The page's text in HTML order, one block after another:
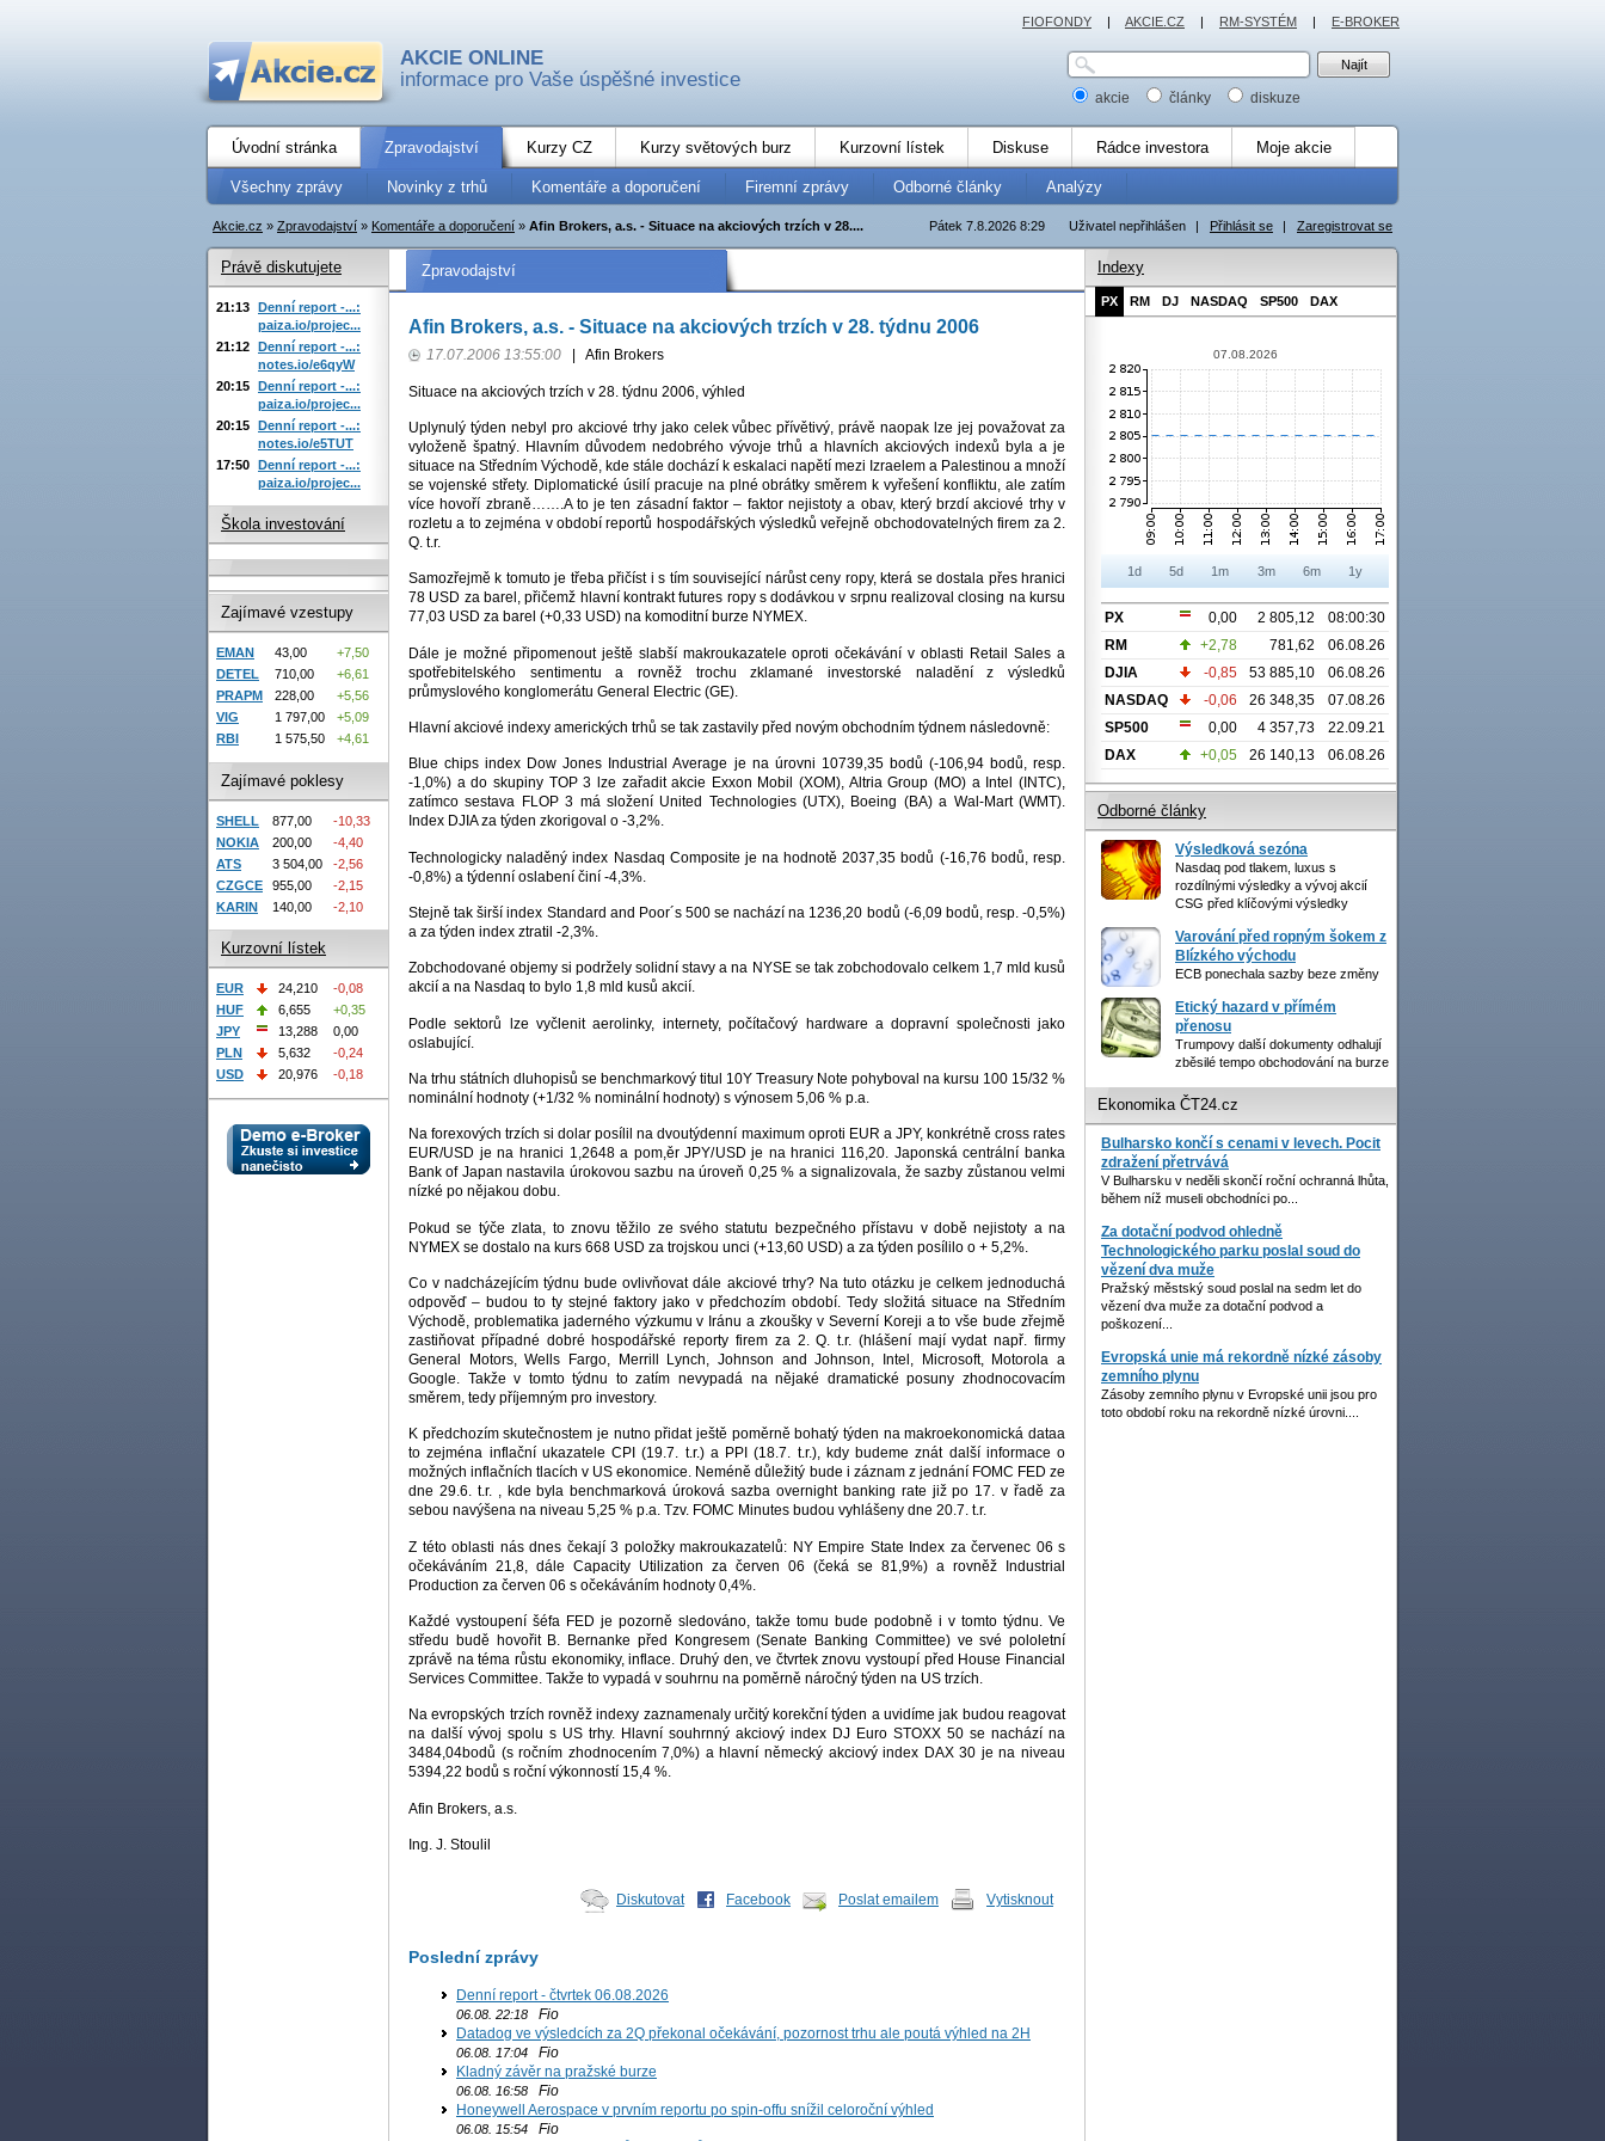
AKCIE ONLINE
informace pro Vaše úspěšné investice
akcie články diskuze
Úvodní stránka Zpravodajství Kurzy CZ Kurzy světových burz Kurzovní lístek Diskuse Rádce investora Moje akcie
Všechny zprávy Novinky z trhů Komentáře a doporučení Firemní zprávy Odborné články Analýzy
Uživatel nepřihlášen | Přihlásit se | Zaregistrovat se
Pátek 7.8.2026 8:29
Akcie.cz » Zpravodajství » Komentáře a doporučení » Afin Brokers, a.s. - Situace na akciových trzích v 28....
Zpravodajství
Afin Brokers, a.s. - Situace na akciových trzích v 28. týdnu 2006
17.07.2006 13:55:00 Afin Brokers
Situace na akciových trzích v 28. týdnu 2006, výhled
Uplynulý týden nebyl pro akciové trhy jako celek vůbec přívětivý, právě naopak lze jej považovat za
vyloženě špatný. Hlavním důvodem nedobrého vývoje trhů a hlavních akciových indexů byla a je
situace na Středním Východě, kde stále dochází k eskalaci napětí mezi Izraelem a Palestinou a množí
se vojenské střety. Diplomatické úsilí pracuje na plné obrátky směrem k vyřešení konfliktu, ale zatím
více hovoří zbraně…….A to je ten zásadní faktor – faktor nejistoty a obav, který brzdí akciové trhy v
rozletu a to zejména v období reportů hospodářských výsledků veřejně obchodovatelných firem za 2.
Q. t.r.
Samozřejmě k tomuto je třeba přičíst i s tím související nárůst ceny ropy, která se dostala přes hranici
78 USD za barel, přičemž hlavní kontrakt futures ropy s dodávkou v srpnu realizoval closing na kursu
77,03 USD za barel (+0,33 USD) na komoditní burze NYMEX.
Dále je možné připomenout ještě slabší makroukazatele oproti očekávání v oblasti Retail Sales a
spotřebitelského sentimentu a rovněž trochu zklamané investorské naladění z výsledků
průmyslového konglomerátu General Electric (GE).
Hlavní akciové indexy amerických trhů se tak zastavily před novým obchodním týdnem následovně:
Blue chips index Dow Jones Industrial Average je na úrovni 10739,35 bodů (-106,94 bodů, resp.
-1,0%) a do skupiny TOP 3 lze zařadit akcie Exxon Mobil (XOM), Altria Group (MO) a Intel (INTC),
zatímco sestava FLOP 3 má složení United Technologies (UTX), Boeing (BA) a Wal-Mart (WMT).
Index DJIA za týden zkorigoval o -3,2%.
Technologicky naladěný index Nasdaq Composite je na hodnotě 2037,35 bodů (-16,76 bodů, resp.
-0,8%) a týdenní oslabení činí -4,3%.
Stejně tak širší index Standard and Poor´s 500 se nachází na 1236,20 bodů (-6,09 bodů, resp. -0,5%)
a za týden index ztratil -2,3%.
Zobchodované objemy si podržely solidní stavy a na NYSE se tak zobchodovalo celkem 1,7 mld kusů
akcií a na Nasdaq to bylo 1,8 mld kusů akcií.
Podle sektorů lze vyčlenit aerolinky, internety, počítačový hardware a dopravní společnosti jako
oslabující.
Na trhu státních dluhopisů se benchmarkový titul 10Y Treasury Note pohyboval na kursu 100 15/32 %
nominální hodnoty (+1/32 % nominální hodnoty) s výnosem 5,06 % p.a.
Na forexových trzích si dolar posílil na dvoutýdenní maximum oproti EUR a JPY, konkrétně cross rates
EUR/USD je na hranici 1,2648 a pom,ěr JPY/USD je na hranici 116,20. Japonská centrální banka
Bank of Japan nastavila úrokovou sazbu na úroveň 0,25 % a signalizovala, že sazby zůstanou velmi
nízké po nějakou dobu.
Pokud se týče zlata, to znovu těžilo ze svého statutu bezpečného přístavu v době nejistoty a na
NYMEX se dostalo na kurs 668 USD za trojskou unci (+13,60 USD) a za týden posílilo o + 5,2%.
Co v nadcházejícím týdnu bude ovlivňovat dále akciové trhy? Na tuto otázku je celkem jednoduchá
odpověď – budou to ty stejné faktory jako v předchozím období. Tedy složitá situace na Středním
Východě, problematika jaderného výzkumu v Iránu a zkoušky v Severní Koreji a to vše bude zřejmě
zastiňovat případné dobré hospodářské reporty firem za 2. Q. t.r. (hlášení mají vydat např. firmy
General Motors, Wells Fargo, Merrill Lynch, Johnson and Johnson, Intel, Microsoft, Motorola a
Google. Takže v tomto týdnu to zatím nevypadá na nějaké dramatické posuny zhodnocovacím
směrem, tedy příjemným pro investory.
K předchozím skutečnostem je nutno přidat ještě poměrně bohatý týden na makroekonomická dataa
to zejména inflační ukazatele CPI (19.7. t.r.) a PPI (18.7. t.r.), kdy budeme znát další informace o
možných inflačních tlacích v US ekonomice. Neméně důležitý bude i záznam z jednání FOMC FED ze
dne 29.6. t.r. , kde byla benchmarková úroková sazba overnight banking rate již po 17. v řadě za
sebou navýšena na niveau 5,25 % p.a. Tzv. FOMC Minutes budou vyhlášeny dne 20.7. t.r.
Z této oblasti nás dnes čekají 3 položky makroukazatelů: NY Empire State Index za červenec 06 s
očekáváním 21,8, dále Capacity Utilization za červen 06 (čeká se 81,9%) a rovněž Industrial
Production za červen 06 s očekáváním hodnoty 0,4%.
Každé vystoupení šéfa FED je pozorně sledováno, takže tomu bude podobně i v tomto týdnu. Ve
středu budě hovořit B. Bernanke před Kongresem (Senate Banking Committee) ve své pololetní
zprávě na téma růstu ekonomiky, inflace. Druhý den, ve čtvrtek znovu vystoupí před House Financial
Services Committee. Takže to vypadá v souhrnu na poměrně náročný týden na US trzích.
Na evropských trzích rovněž indexy zaznamenaly určitý korekční týden a uvidíme jak budou reagovat
na další vývoj spolu s US trhy. Hlavní souhrnný akciový index DJ Euro STOXX 50 se nachází na
3484,04bodů (s ročním zhodnocením 7,0%) a hlavní německý akciový index DAX 30 je na niveau
5394,22 bodů s roční výkonností 15,4 %.
Afin Brokers, a.s.
Ing. J. Stoulil
Diskutovat Facebook Poslat emailem Vytisknout
Poslední zprávy
Denní report - čtvrtek 06.08.2026
06.08. 22:18 Fio
Datadog ve výsledcích za 2Q překonal očekávání, pozornost trhu ale poutá výhled na 2H
06.08. 17:04 Fio
Kladný závěr na pražské burze
06.08. 16:58 Fio
Honeywell Aerospace v prvním reportu po spin-offu snížil celoroční výhled
06.08. 15:54 Fio
Právě diskutujete
21:13 Denní report -...:
paiza.io/projec...
21:12 Denní report -...:
notes.io/e6qyW
20:15 Denní report -...:
paiza.io/projec...
20:15 Denní report -...:
notes.io/e5TUT
17:50 Denní report -...:
paiza.io/projec...
Škola investování
Zajímavé vzestupy
EMAN 43,00
+7,50
DETEL
710,00
+6,61
PRAPM
228,00
+5,56
VIG
1 797,00
+5,09
RBI
1 575,50 +4,61
Zajímavé poklesy
SHELL 877,00
-10,33
NOKIA
200,00
-4,40
ATS
3 504,00
-2,56
CZGCE
955,00
-2,15
KARIN
140,00 -2,10
Kurzovní lístek
EUR 24,210
-0,08
HUF
6,655
+0,35
JPY
13,288
0,00
PLN
5,632
-0,24
USD
20,976 -0,18
Indexy
PX RM DJ NASDAQ SP500 DAX
07.08.2026
1d 5d 1m 3m 6m 1y
PX 0,00 2 805,12
08:00:30
RM
+2,78 781,62
06.08.26
DJIA
-0,85 53 885,10
06.08.26
NASDAQ
-0,06 26 348,35
07.08.26
SP500
0,00 4 357,73
22.09.21
DAX
+0,05 26 140,13 06.08.26
Odborné články
Výsledková sezóna
Nasdaq pod tlakem, luxus s
rozdílnými výsledky a vývoj akcií
CSG před klíčovými výsledky
Varování před ropným šokem z
Blízkého východu
ECB ponechala sazby beze změny
Etický hazard v přímém
přenosu
Trumpovy další dokumenty odhalují
zběsilé tempo obchodování na burze
Ekonomika ČT24.cz
Bulharsko končí s cenami v levech. Pocit
zdražení přetrvává
V Bulharsku v neděli skončí roční ochranná lhůta,
během níž museli obchodníci po...
Za dotační podvod ohledně
Technologického parku poslal soud do
vězení dva muže
Pražský městský soud poslal na sedm let do
vězení dva muže za dotační podvod a
poškození...
Evropská unie má rekordně nízké zásoby
zemního plynu
Zásoby zemního plynu v Evropské unii jsou pro
toto období roku na rekordně nízké úrovni....
FIOFONDY | AKCIE.CZ | RM-SYSTÉM | E-BROKER